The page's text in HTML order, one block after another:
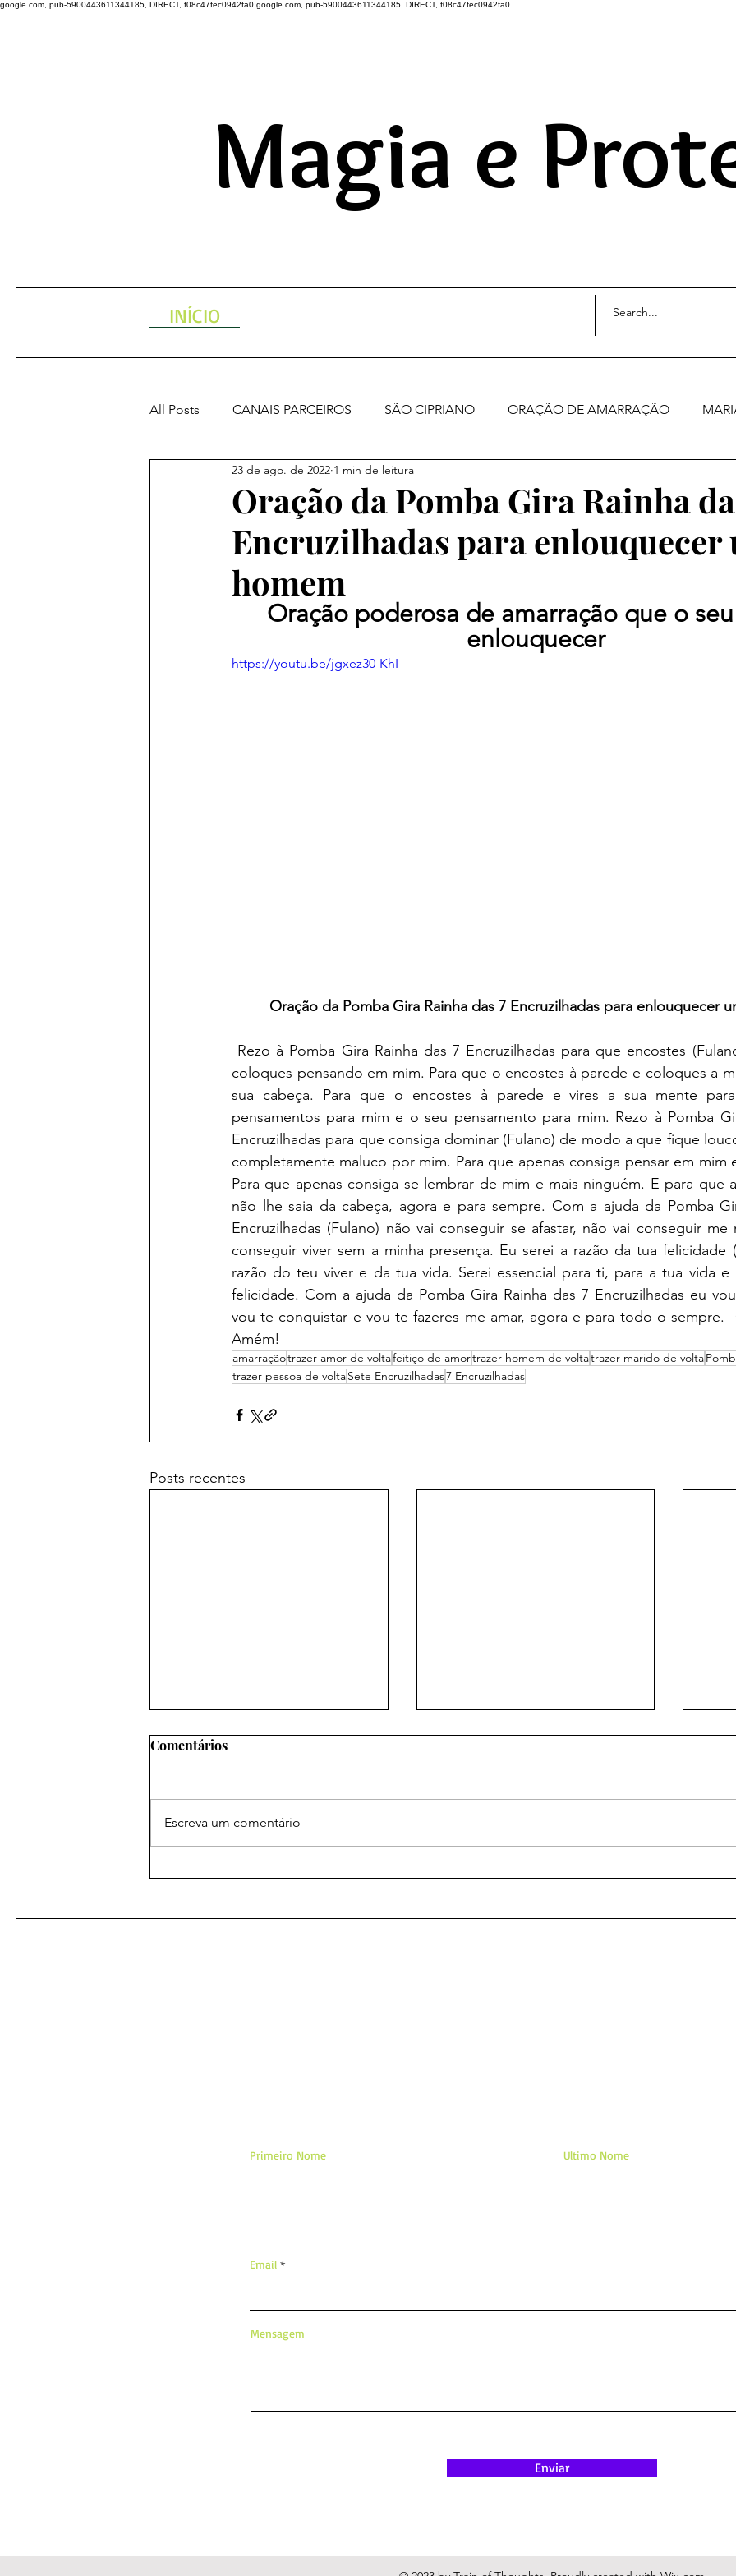
google.com, pub-5900443611344185, DIRECT, f08c47fec0942fa0 google.com, pub-5900443611344185, DIRECT, f08c47fec0942fa0
A ENERGIA DO UNIVERSO ATRAVÉS
Magia e
INÍCIO
All Posts CANAIS PARCEIROS SÃO CIPRIANO ORAÇÃO DE AMARRAÇÃO
ORAÇÕES PODEROSAS
Oração da Pomba Gira Rainha
Encruzilhadas para enlouquecer
homem
23 de ago. de 2022 1 min de leitura
Oração poderosa de amarração que o
enlouquecer
https://youtu.be/jgxez30-KhI
Oração da Pomba Gira Rainha das 7 Encruzilhadas para enlouquecer
coloques pensando em mim. Para que o encostes à parede e coloques a
sua cabeça. Para que o encostes à parede e vires a sua mente
pensamentos para mim e o seu pensamento para mim. Rezo à Pomba
Encruzilhadas para que consiga dominar (Fulano) de modo a que fique
completamente maluco por mim. Para que apenas consiga pensar em mim
Para que apenas consiga se lembrar de mim e mais ninguém. E para que
não lhe saia da cabeça, agora e para sempre. Com a ajuda da Pomba
Encruzilhadas (Fulano) não vai conseguir se afastar, não vai conseguir me
conseguir viver sem a minha presença. Eu serei a razão da tua felicidade
razão do teu viver e da tua vida. Serei essencial para ti, para a tua vida
felicidade. Com a ajuda da Pomba Gira Rainha das 7 Encruzilhadas eu
vou te conquistar e vou te fazeres me amar, agora e para todo o sempre.
Amém!
amarraçãotrazer amor de voltafeitiço de amortrazer homem de voltatrazer marido de volta
trazer pessoa de voltaSete Encruzilhadas7 Encruzilhadas
Posts recentes
Comentários
Escreva um comentário
Primeiro Nome Ultimo Nome
Email
Mensagem
Enviar